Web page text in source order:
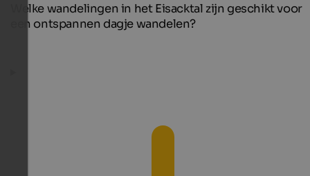
Welke wandelingen in het Eisacktal zijn geschikt voor
een ontspannen dagje wandelen?